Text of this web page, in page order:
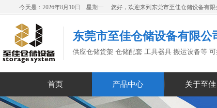
今天是：2026年8月10日 星期一 您好，欢迎来到东莞市至佳仓储设备有限
东莞市至佳仓储设备有限公
供应仓储货架 仓储配套 工具器具 搬运设备等
首页 产品中心 关于至佳